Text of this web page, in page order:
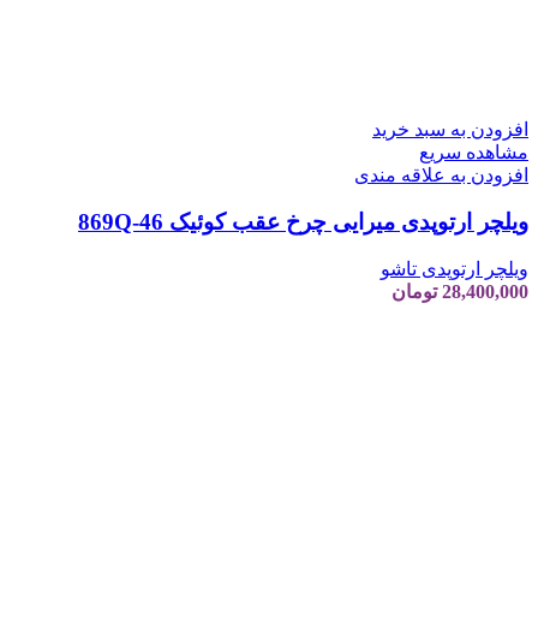
افزودن به سبد خرید
مشاهده سریع
افزودن به علاقه مندی
ویلچر ارتوپدی میرایی چرخ عقب کوئیک 869Q-46
ویلچر ارتوپدی تاشو
28,400,000 تومان